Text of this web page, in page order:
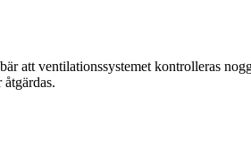
att ventilationssystemet kontrolleras